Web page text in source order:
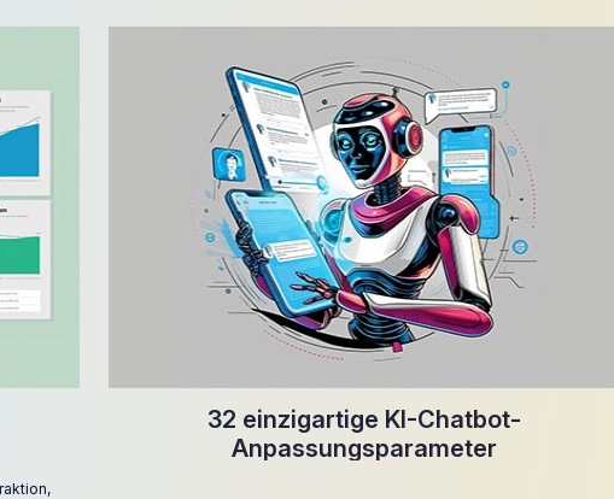
32 einzigartige KI-Chatbot-
Anpassungsparameter